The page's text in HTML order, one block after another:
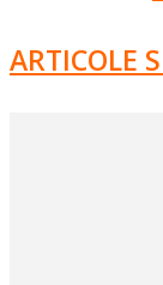
ARTICOLE